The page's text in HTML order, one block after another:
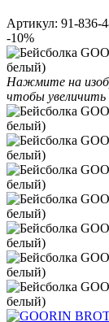
Артикул: 91-836-
-10%
Нажмите на
чтобы увеличить